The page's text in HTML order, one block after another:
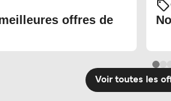
offres de
Voir toutes les